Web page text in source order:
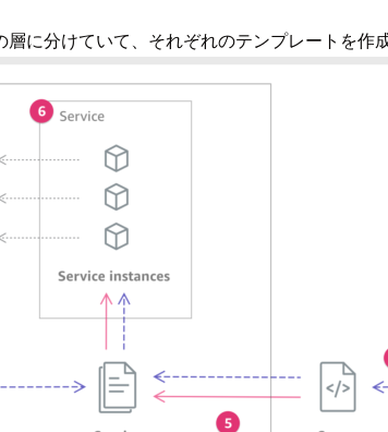
に分けていて、それぞれのテンプレートを作